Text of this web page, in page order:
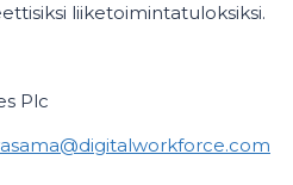
liiketoimintatuloksiksi.
Plc